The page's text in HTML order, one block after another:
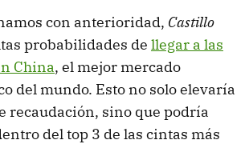
con anterioridad, Castillo
probabilidades de llegar a las
China, el mejor mercado
del mundo. Esto no solo elevaría
recaudación, sino que podría
del top 3 de las cintas más